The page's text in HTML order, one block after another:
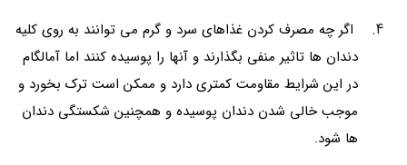
اگر چه مصرف کردن غذاهای سرد و گرم می توانند به روی کلیه
دندان ها تاثیر منفی بگذارند و آنها را پوسیده کنند اما آمالگام
در این شرایط مقاومت کمتری دارد و ممکن است ترک بخورد و
موجب خالی شدن دندان پوسیده و همچنین شکستگی دندان
ها شود.